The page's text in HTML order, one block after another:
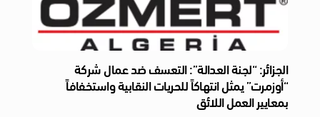
الجزائر: “لجنة العدالة”: التعسف ضد عمال شركة
“أوزمرت” يمثل انتهاكاً للحريات النقابية واستخفافاً
بمعايير العمل اللائق